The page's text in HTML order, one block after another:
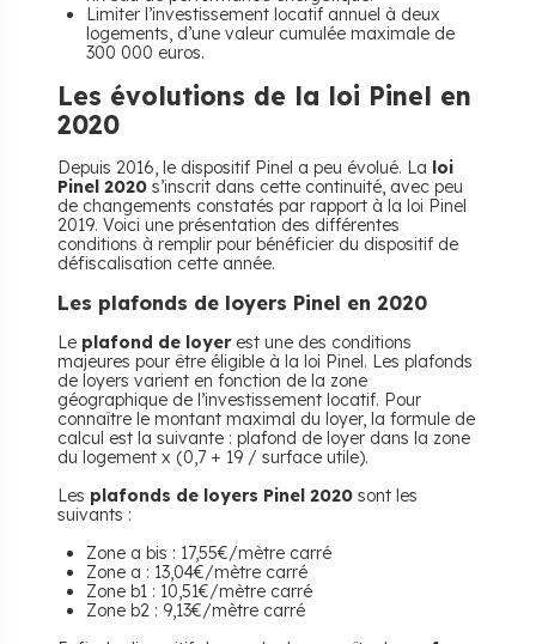
Limiter l’investissement locatif annuel à deux
logements, d’une valeur cumulée maximale de
300 000 euros.
Les évolutions de la loi Pinel en
2020
Depuis 2016, le dispositif Pinel a peu évolué. La loi
Pinel 2020 s’inscrit dans cette continuité, avec peu
de changements constatés par rapport à la loi Pinel
2019. Voici une présentation des différentes
conditions à remplir pour bénéficier du dispositif de
défiscalisation cette année.
Les plafonds de loyers Pinel en 2020
Le plafond de loyerest une des conditions
majeures pour être éligible à la loi Pinel. Les plafonds
de loyers varient en fonction de la zone
géographique de l’investissement locatif. Pour
connaître le montant maximal du loyer, la formule de
calcul est la suivante : plafond de loyer dans la zone
du logement x (0,7 + 19 / surface utile).
Les plafonds de loyers Pinel 2020 sont les
suivants :
Zone a bis : 17,55€/mètre carré
Zone a : 13,04€/mètre carré
Zone b1 : 10,51€/mètre carré
Zone b2 : 9,13€/mètre carré